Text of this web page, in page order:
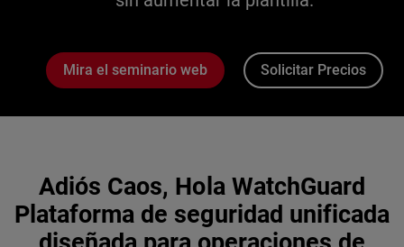
Mira el seminario web Solicitar Precios
Adiós Caos, Hola WatchGuard
Plataforma de seguridad unificada